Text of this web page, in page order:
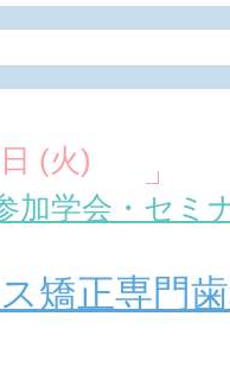
(火)
加学会・セミ
矯正専門